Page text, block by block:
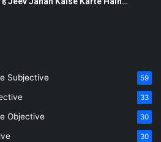
Subjective 59
33
Objective 30
30